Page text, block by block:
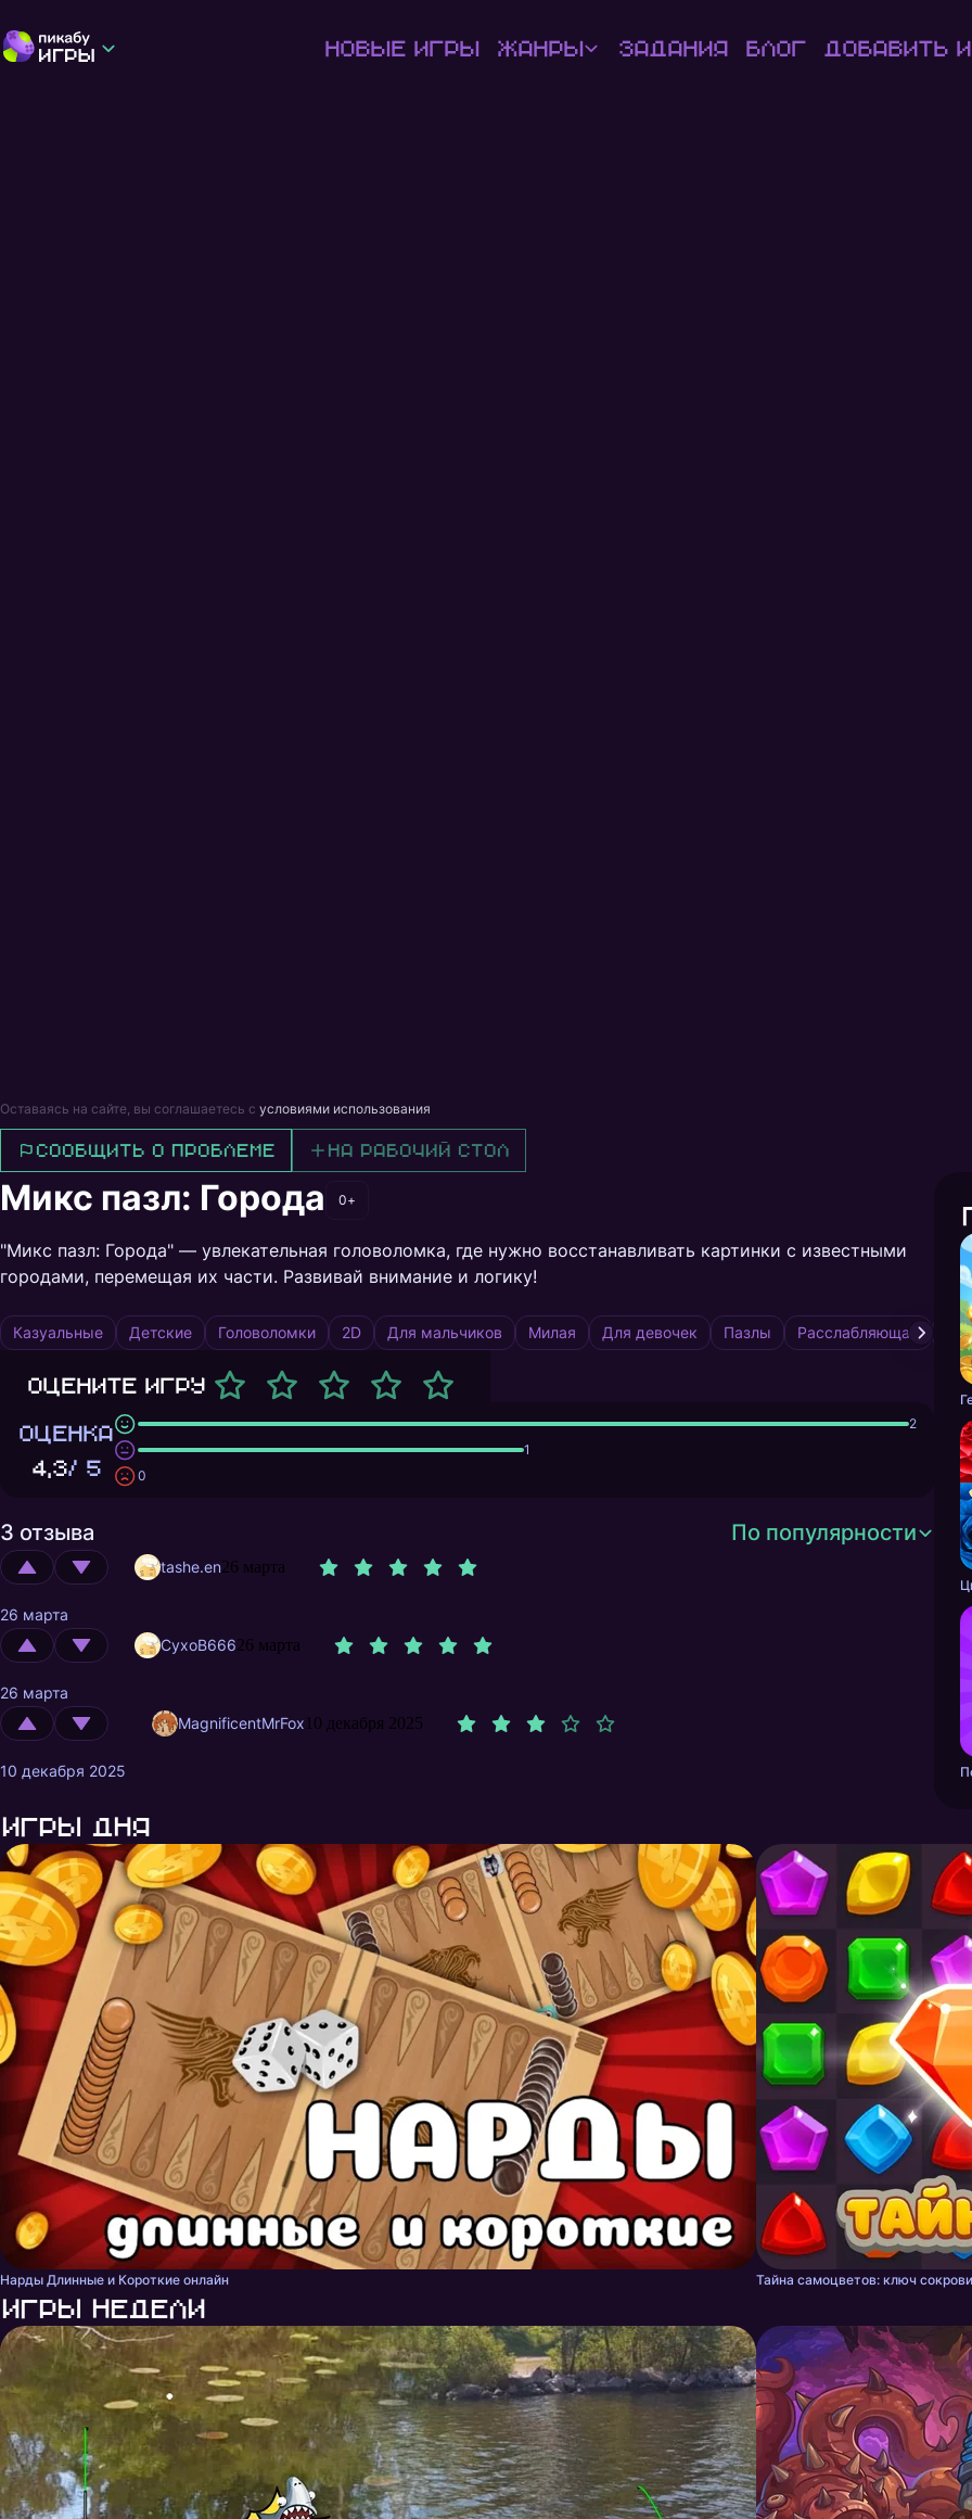
Новые игры Жанры Задания Блог Добавить
Оставаясь на сайте, вы соглашаетесь с условиями использования
Сообщить о проблеме На рабочий стол
Микс пазл: Города 0+
"Микс пазл: Города" — увлекательная головоломка, где нужно восстанавливать картинки с известными
городами, перемещая их части. Развивай внимание и логику!
Казуальные Детские Головоломки 2D Для мальчиков Милая Для девочек Пазлы Расслабляющая
Оцените игру
ОЦЕНКА
4,3/ 5
2
1
0
3 отзыва По популярности
tashe.en26 марта
26 марта
CyxoB66626 марта
26 марта
MagnificentMrFox 10 декабря 2025
10 декабря 2025
Игры дня
Нарды Длинные и Короткие онлайн Тайна самоцветов: ключ
Игры недели